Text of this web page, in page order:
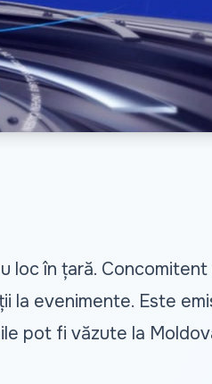
loc în țară.
la evenimente. Este
pot fi văzute la